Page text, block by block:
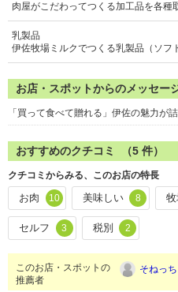
肉屋がこだわってつくる加工品を各
乳製品
伊佐牧場ミルクでつくる乳製品（ソフ
お店・スポットからのメッセー
「買って食べて贈れる」伊佐の魅力が
おすすめのクチコミ （5 件）
クチコミからみる、このお店の特長
お肉 10 美味しい 8
セルフ 3 税別 2
このお店・スポットの
推薦者
そねっち